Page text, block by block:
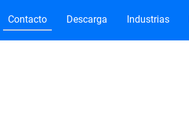
Contacto Descarga Industrias